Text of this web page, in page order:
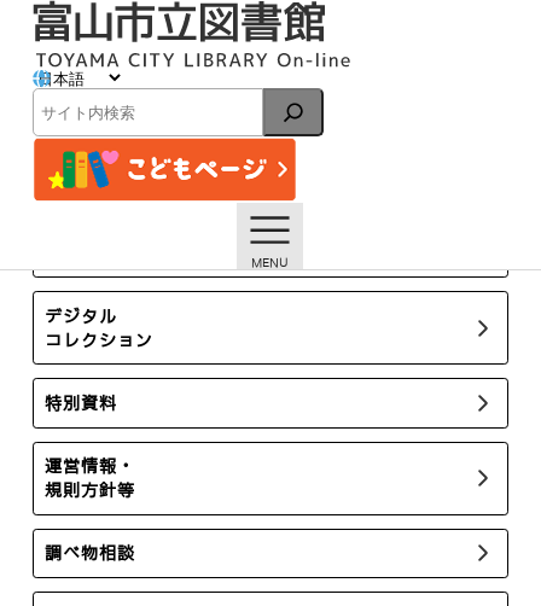
検
索
イベント
トップページ
イベント一覧
【本館】8/21 バルーンショー＆ワークショップ【終了しま
した】
デジタル
コレクション
特別資料
運営情報・
規則方針等
調べ物相談